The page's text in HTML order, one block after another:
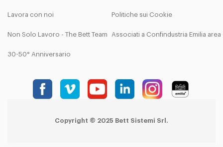
Lavora con noi
Non Solo Lavoro - The Bett Team
30-50° Anniversario
Politiche sui Cookie
Associati a Confindustria Emilia
Copyright © 2025 Bett Sistemi Srl.